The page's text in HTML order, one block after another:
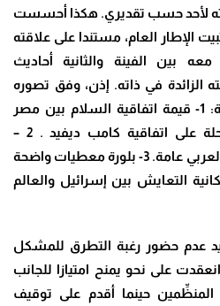
لأحد حسب تقديري. هكذا أحسست
الإطار العام، مستندا على علاقته
بين الفينة والثانية أحاديث
الزائدة في ذاته. إذن، وفق تصوره
يلزمنا مناقشة المحاور التالية: 1- قيمة اتفاقية السلام بين مصر
وإسرائيل، يحيل سياق المرحلة على اتفاقية كامب ديفيد . 2 –
السلام بين إسرائيل والعالم العربي عامة. 3- بلورة معطيات واضحة
التعايش بين إسرائيل والعالم
عدم حضور رغبة التطرق للمشكل
على نحو يمنح امتيازا للجانب
المنظِّمين حينما أقدم على توقيف